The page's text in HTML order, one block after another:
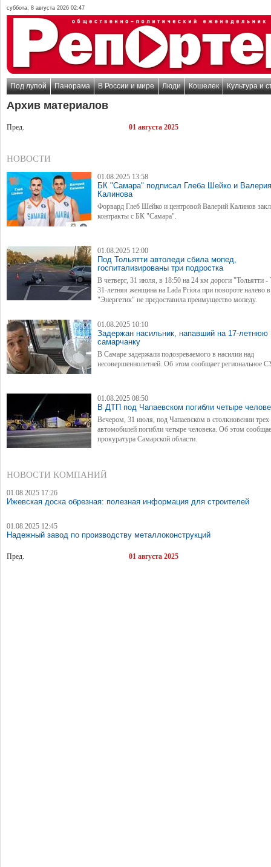
суббота, 8 августа 2026 02:47
Под лупой Панорама В России и мире Люди Кошелек Культура и
Архив материалов
Пред. 01 августа 2025
НОВОСТИ
01.08.2025 13:58
БК "Самара" подписал Глеба Шейко и Валерия
Калинова
Форвард Глеб Шейко и центровой Валерий Калинов
контракты с БК "Самара".
01.08.2025 12:00
Под Тольятти автоледи сбила мопед,
госпитализированы три подростка
В четверг, 31 июля, в 18:50 на 24 км дороги "Тольятти
31-летняя женщина на Lada Priora при повороте налево
"Энергетик" не предоставила преимущество мопеду.
01.08.2025 10:10
Задержан насильник, напавший на 17-летнюю
самарчанку
В Самаре задержали подозреваемого в насилии над
несовершеннолетней. Об этом сообщает региональное
01.08.2025 08:50
В ДТП под Чапаевском погибли четыре
Вечером, 31 июля, под Чапаевском в столкновении трех
автомобилей погибли четыре человека. Об этом
прокуратура Самарской области.
НОВОСТИ КОМПАНИЙ
01.08.2025 17:26
Ижевская доска обрезная: полезная информация для строителей
01.08.2025 12:45
Надежный завод по производству металлоконструкций
Пред. 01 августа 2025